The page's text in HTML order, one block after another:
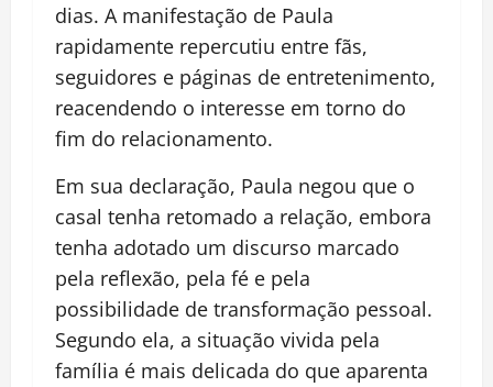
dias. A manifestação de Paula
rapidamente repercutiu entre fãs,
seguidores e páginas de entretenimento,
reacendendo o interesse em torno do
fim do relacionamento.
Em sua declaração, Paula negou que o
casal tenha retomado a relação, embora
tenha adotado um discurso marcado
pela reflexão, pela fé e pela
possibilidade de transformação pessoal.
Segundo ela, a situação vivida pela
família é mais delicada do que aparenta